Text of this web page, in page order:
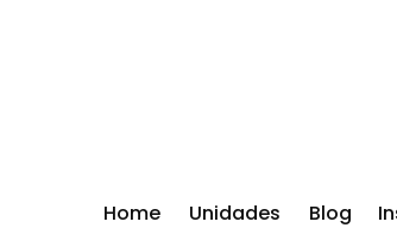
Home Unidades Blog